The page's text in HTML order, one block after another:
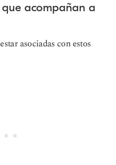
que acompañan a
asociadas con estos